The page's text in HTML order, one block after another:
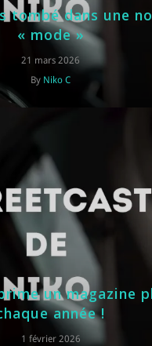
tombé dans une
« mode »
21 mars 2026
By Niko C
un magazine
année !
1 février 2026